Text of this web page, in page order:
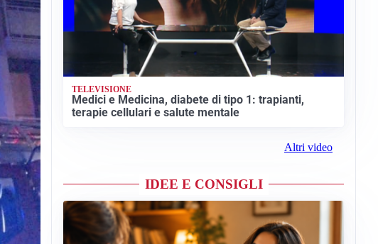
TELEVISIONE
Medici e Medicina, diabete di tipo 1: trapianti,
terapie cellulari e salute mentale
Altri video
IDEE E CONSIGLI